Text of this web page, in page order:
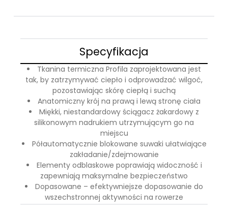
Specyfikacja
Tkanina termiczna Profila zaprojektowana jest
tak, by zatrzymywać ciepło i odprowadzać wilgoć,
pozostawiając skórę ciepłą i suchą
Anatomiczny krój na prawą i lewą stronę ciała
Miękki, niestandardowy ściągacz żakardowy z
silikonowym nadrukiem utrzymującym go na
miejscu
Półautomatycznie blokowane suwaki ułatwiające
zakładanie/zdejmowanie
Elementy odblaskowe poprawiają widoczność i
zapewniają maksymalne bezpieczeństwo
Dopasowane – efektywniejsze dopasowanie do
wszechstronnej aktywności na rowerze